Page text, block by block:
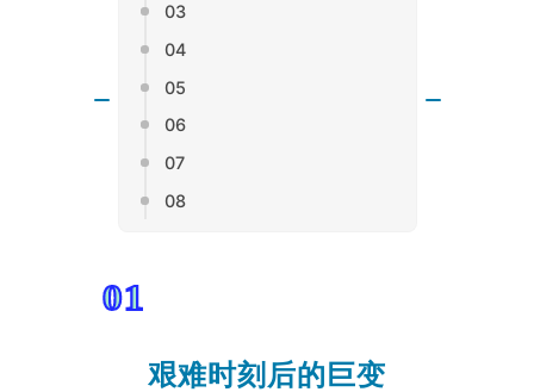
03
04
05
06
07
08
01
艰难时刻后的巨变